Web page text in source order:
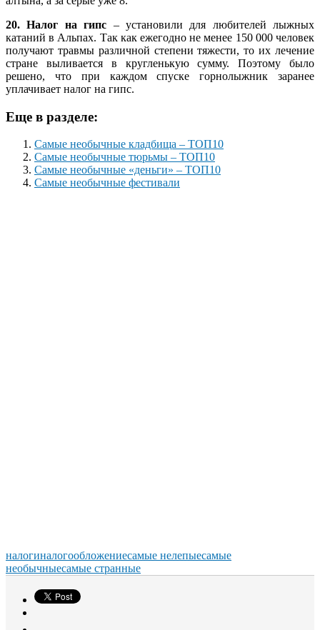
20. Налог на гипс – установили для любителей лыжных
катаний в Альпах. Так как ежегодно не менее 150 000 человек
получают травмы различной степени тяжести, то их лечение
стране выливается в кругленькую сумму. Поэтому было
решено, что при каждом спуске горнолыжник заранее
уплачивает налог на гипс.
Еще в разделе:
Самые необычные кладбища – ТОП10
Самые необычные тюрьмы – ТОП10
Самые необычные «деньги» – ТОП10
Самые необычные фестивали
налогиналогообложениесамые нелепыесамые
необычныесамые странные